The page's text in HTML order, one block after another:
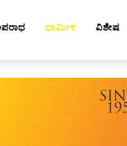
ಧಾರ್ಮಿಕ ವಿಶೇಷ